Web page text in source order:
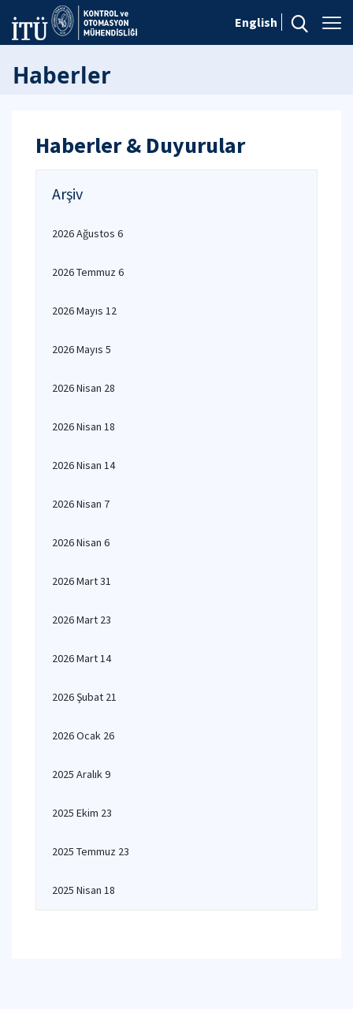
English
Haberler
Haberler & Duyurular
Arşiv
2026 Ağustos 6
2026 Temmuz 6
2026 Mayıs 12
2026 Mayıs 5
2026 Nisan 28
2026 Nisan 18
2026 Nisan 14
2026 Nisan 7
2026 Nisan 6
2026 Mart 31
2026 Mart 23
2026 Mart 14
2026 Şubat 21
2026 Ocak 26
2025 Aralık 9
2025 Ekim 23
2025 Temmuz 23
2025 Nisan 18